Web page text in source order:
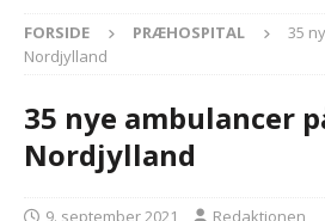
FORSIDE PRÆHOSPITAL
35
Nordjylland
35 nye ambulancer
Nordjylland
9. september 2021 Redaktionen